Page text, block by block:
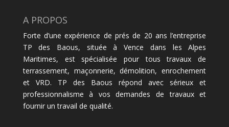
A PROPOS
Forte d’une expérience de prés de 20 ans l’entreprise
TP des Baous, située à Vence dans les Alpes
Maritimes, est spécialisée pour tous travaux de
terrassement, maçonnerie, démolition, enrochement
et VRD. TP des Baous répond avec sérieux et
professionnalisme à vos demandes de travaux et
fournir un travail de qualité.